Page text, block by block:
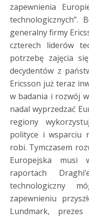
zapewnienia
technologicznych”.
generalny firmy
czterech liderów
potrzebę zajęcia
decydentów z
Ericsson już teraz
w badania i rozwój
nadal wyprzedzać
regiony
polityce i wsparciu
robi. Tymczasem
Europejska musi
raportach
technologiczny
zapewnieniu
Lundmark,